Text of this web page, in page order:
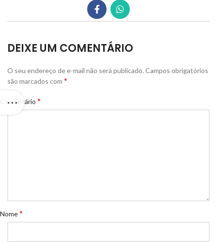
DEIXE UM COMENTÁRIO
O seu endereço de e-mail não será publicado. Campos obrigatórios
são marcados com *
Comentário *
Nome*